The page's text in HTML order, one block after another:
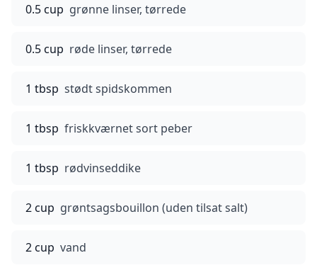
0.5 cup grønne linser, tørrede
0.5 cup røde linser, tørrede
1 tbsp stødt spidskommen
1 tbsp friskkværnet sort peber
1 tbsp rødvinseddike
2 cup grøntsagsbouillon (uden tilsat salt)
2 cup vand